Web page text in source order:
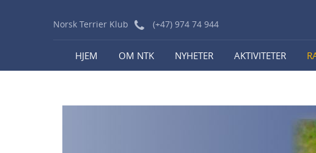
Norsk Terrier Klub (+47) 974 74 944
HJEM OM NTK NYHETER AKTIVITETER